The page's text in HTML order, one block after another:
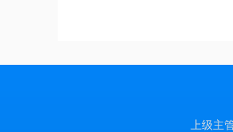
上级主